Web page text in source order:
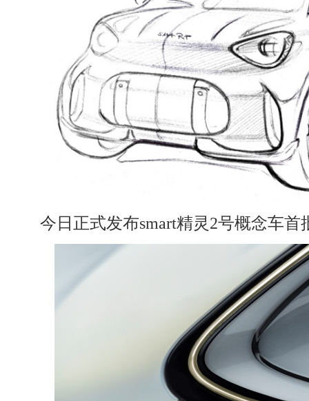
今日正式发布smart精灵2号概念车首